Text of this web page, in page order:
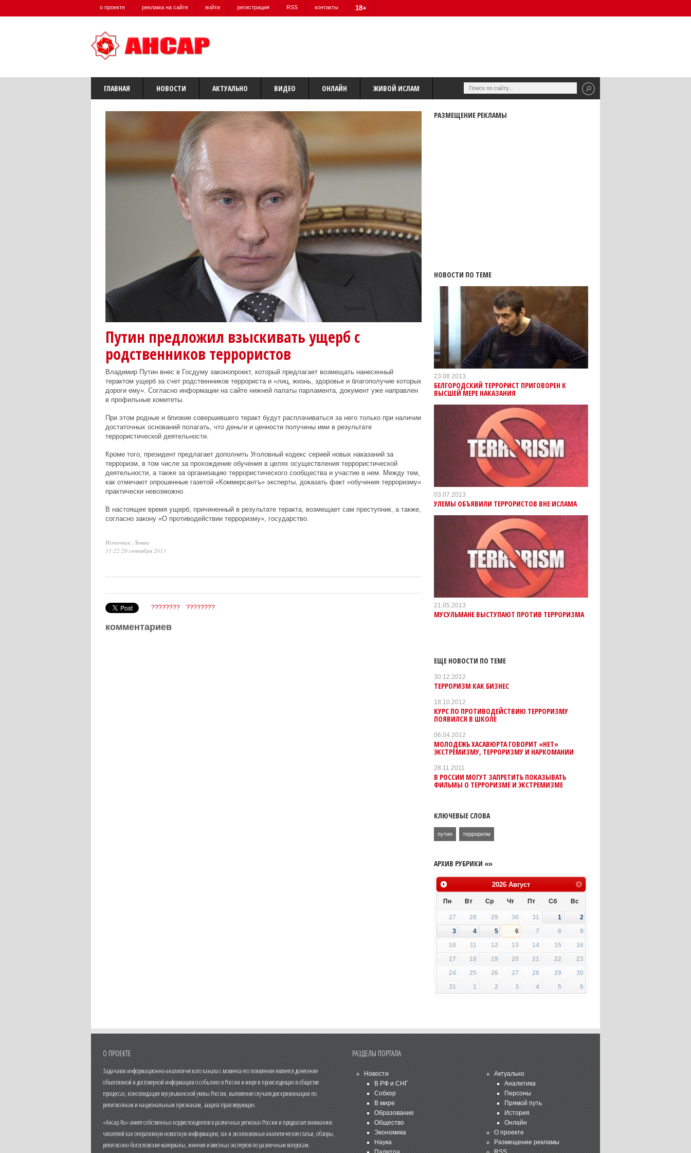
о проекте реклама на сайте войти регистрация RSS контакты 18+
ГЛАВНАЯ НОВОСТИ АКТУАЛЬНО ВИДЕО ОНЛАЙН ЖИВОЙ ИСЛАМ
Путин предложил взыскивать ущерб с
родственников террористов
Владимир Путин внес в Госдуму законопроект, который предлагает возмещать нанесенный
терактом ущерб за счет родственников террориста и «лиц, жизнь, здоровье и благополучие которых
дороги ему». Согласно информации на сайте нижней палаты парламента, документ уже направлен
в профильные комитеты.
При этом родные и близкие совершившего теракт будут расплачиваться за него только при наличии
достаточных оснований полагать, что деньги и ценности получены ими в результате
террористической деятельности.
Кроме того, президент предлагает дополнить Уголовный кодекс серией новых наказаний за
терроризм, в том числе за прохождение обучения в целях осуществления террористической
деятельности, а также за организацию террористического сообщества и участие в нем. Между тем,
как отмечают опрошенные газетой «Коммерсантъ» эксперты, доказать факт «обучения терроризму»
практически невозможно.
В настоящее время ущерб, причиненный в результате теракта, возмещает сам преступник, а также,
согласно закону «О противодействии терроризму», государство.
Источник: Лента
11:22 28 сентября 2013
???????? ????????
комментариев
РАЗМЕЩЕНИЕ РЕКЛАМЫ
НОВОСТИ ПО ТЕМЕ
23.08.2013
БЕЛГОРОДСКИЙ ТЕРРОРИСТ ПРИГОВОРЕН К
ВЫСШЕЙ МЕРЕ НАКАЗАНИЯ
03.07.2013
УЛЕМЫ ОБЪЯВИЛИ ТЕРРОРИСТОВ ВНЕ ИСЛАМА
21.05.2013
МУСУЛЬМАНЕ ВЫСТУПАЮТ ПРОТИВ ТЕРРОРИЗМА
ЕЩЕ НОВОСТИ ПО ТЕМЕ
30.12.2012
ТЕРРОРИЗМ КАК БИЗНЕС
18.10.2012
КУРС ПО ПРОТИВОДЕЙСТВИЮ ТЕРРОРИЗМУ
ПОЯВИЛСЯ В ШКОЛЕ
06.04.2012
МОЛОДЕЖЬ ХАСАВЮРТА ГОВОРИТ «НЕТ»
ЭКСТРЕМИЗМУ, ТЕРРОРИЗМУ И НАРКОМАНИИ
28.11.2011
В РОССИИ МОГУТ ЗАПРЕТИТЬ ПОКАЗЫВАТЬ
ФИЛЬМЫ О ТЕРРОРИЗМЕ И ЭКСТРЕМИЗМЕ
КЛЮЧЕВЫЕ СЛОВА
путин терроризм
АРХИВ РУБРИКИ «»
2026 Август
Пн Вт Ср Чт Пт Сб Вс
27 28 29 30 31 1
2
3
4 5 6 7 8
9
10
11 12 13 14 15
16
17
18 19 20 21 22
23
24
25 26 27 28 29
30
31
1 2 3 4 5 6
О ПРОЕКТЕ
Задачами информационно-аналитического канала с момента его появления является донесение
объективной и достоверной информации о событиях в России и мире и происходящих в обществе
процессах, консолидация мусульманской уммы России, выявление случаев дискриминации по
религиозным и национальным признакам, защита прав верующих.
«Ансар.Ru» имеет собственных корреспондентов в различных регионах России и предлагает вниманию
читателей как оперативную новостную информацию, так и эксклюзивные аналитические статьи, обзоры,
религиозно-богословские материалы, мнения известных экспертов по различным вопросам.
РАЗДЕЛЫ ПОРТАЛА
Новости
В РФ и СНГ
Собкор
В мире
Образование
Общество
Экономика
Наука
Актуально
Аналитика
Персоны
Прямой путь
История
Онлайн
О проекте
Размещение рекламы